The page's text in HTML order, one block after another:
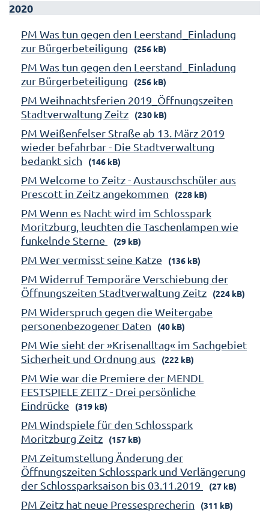
2020
PM Was tun gegen den Leerstand_Einladung
zur Bürgerbeteiligung
(256 kB)
PM Was tun gegen den Leerstand_Einladung
zur Bürgerbeteiligung
(256 kB)
PM Weihnachtsferien 2019_Öffnungszeiten
Stadtverwaltung Zeitz
(230 kB)
PM Weißenfelser Straße ab 13. März 2019
wieder befahrbar - Die Stadtverwaltung
bedankt sich
(146 kB)
PM Welcome to Zeitz - Austauschschüler aus
Prescott in Zeitz angekommen
(228 kB)
PM Wenn es Nacht wird im Schlosspark
Moritzburg, leuchten die Taschenlampen wie
funkelnde Sterne
(29 kB)
PM Wer vermisst seine Katze (136 kB)
PM Widerruf Temporäre Verschiebung der
Öffnungszeiten Stadtverwaltung Zeitz
(224 kB)
PM Widerspruch gegen die Weitergabe
personenbezogener Daten
(40 kB)
PM Wie sieht der »Krisenalltag« im Sachgebiet
Sicherheit und Ordnung aus
(222 kB)
PM Wie war die Premiere der MENDL
FESTSPIELE ZEITZ - Drei persönliche
Eindrücke
(319 kB)
PM Windspiele für den Schlosspark
Moritzburg Zeitz
(157 kB)
PM Zeitumstellung Änderung der
Öffnungszeiten Schlosspark und Verlängerung
der Schlossparksaison bis 03.11.2019
(27 kB)
PM Zeitz hat neue Pressesprecherin (311 kB)